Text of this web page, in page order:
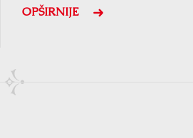
OPŠIRNIJE